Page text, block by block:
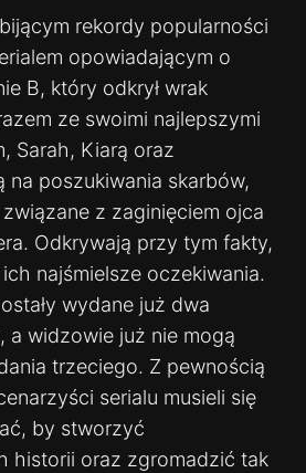
rekordy popularności
opowiadającym o
B, który odkrył wrak
ze swoimi najlepszymi
Sarah, Kiarą oraz
na poszukiwania skarbów,
z zaginięciem ojca
Odkrywają przy tym fakty,
najśmielsze oczekiwania.
wydane już dwa
a widzowie już nie mogą
trzeciego. Z pewnością
serialu musieli się
by stworzyć
historii oraz zgromadzić tak